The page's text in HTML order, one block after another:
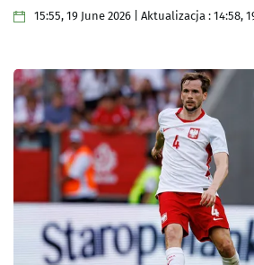
15:55, 19 June 2026 | Aktualizacja : 14:58,